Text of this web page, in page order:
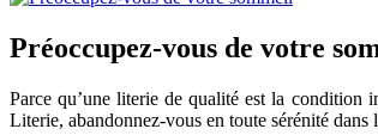
Préoccupez-vous de votre
Parce qu’une literie de qualité est la condition
Literie, abandonnez-vous en toute sérénité